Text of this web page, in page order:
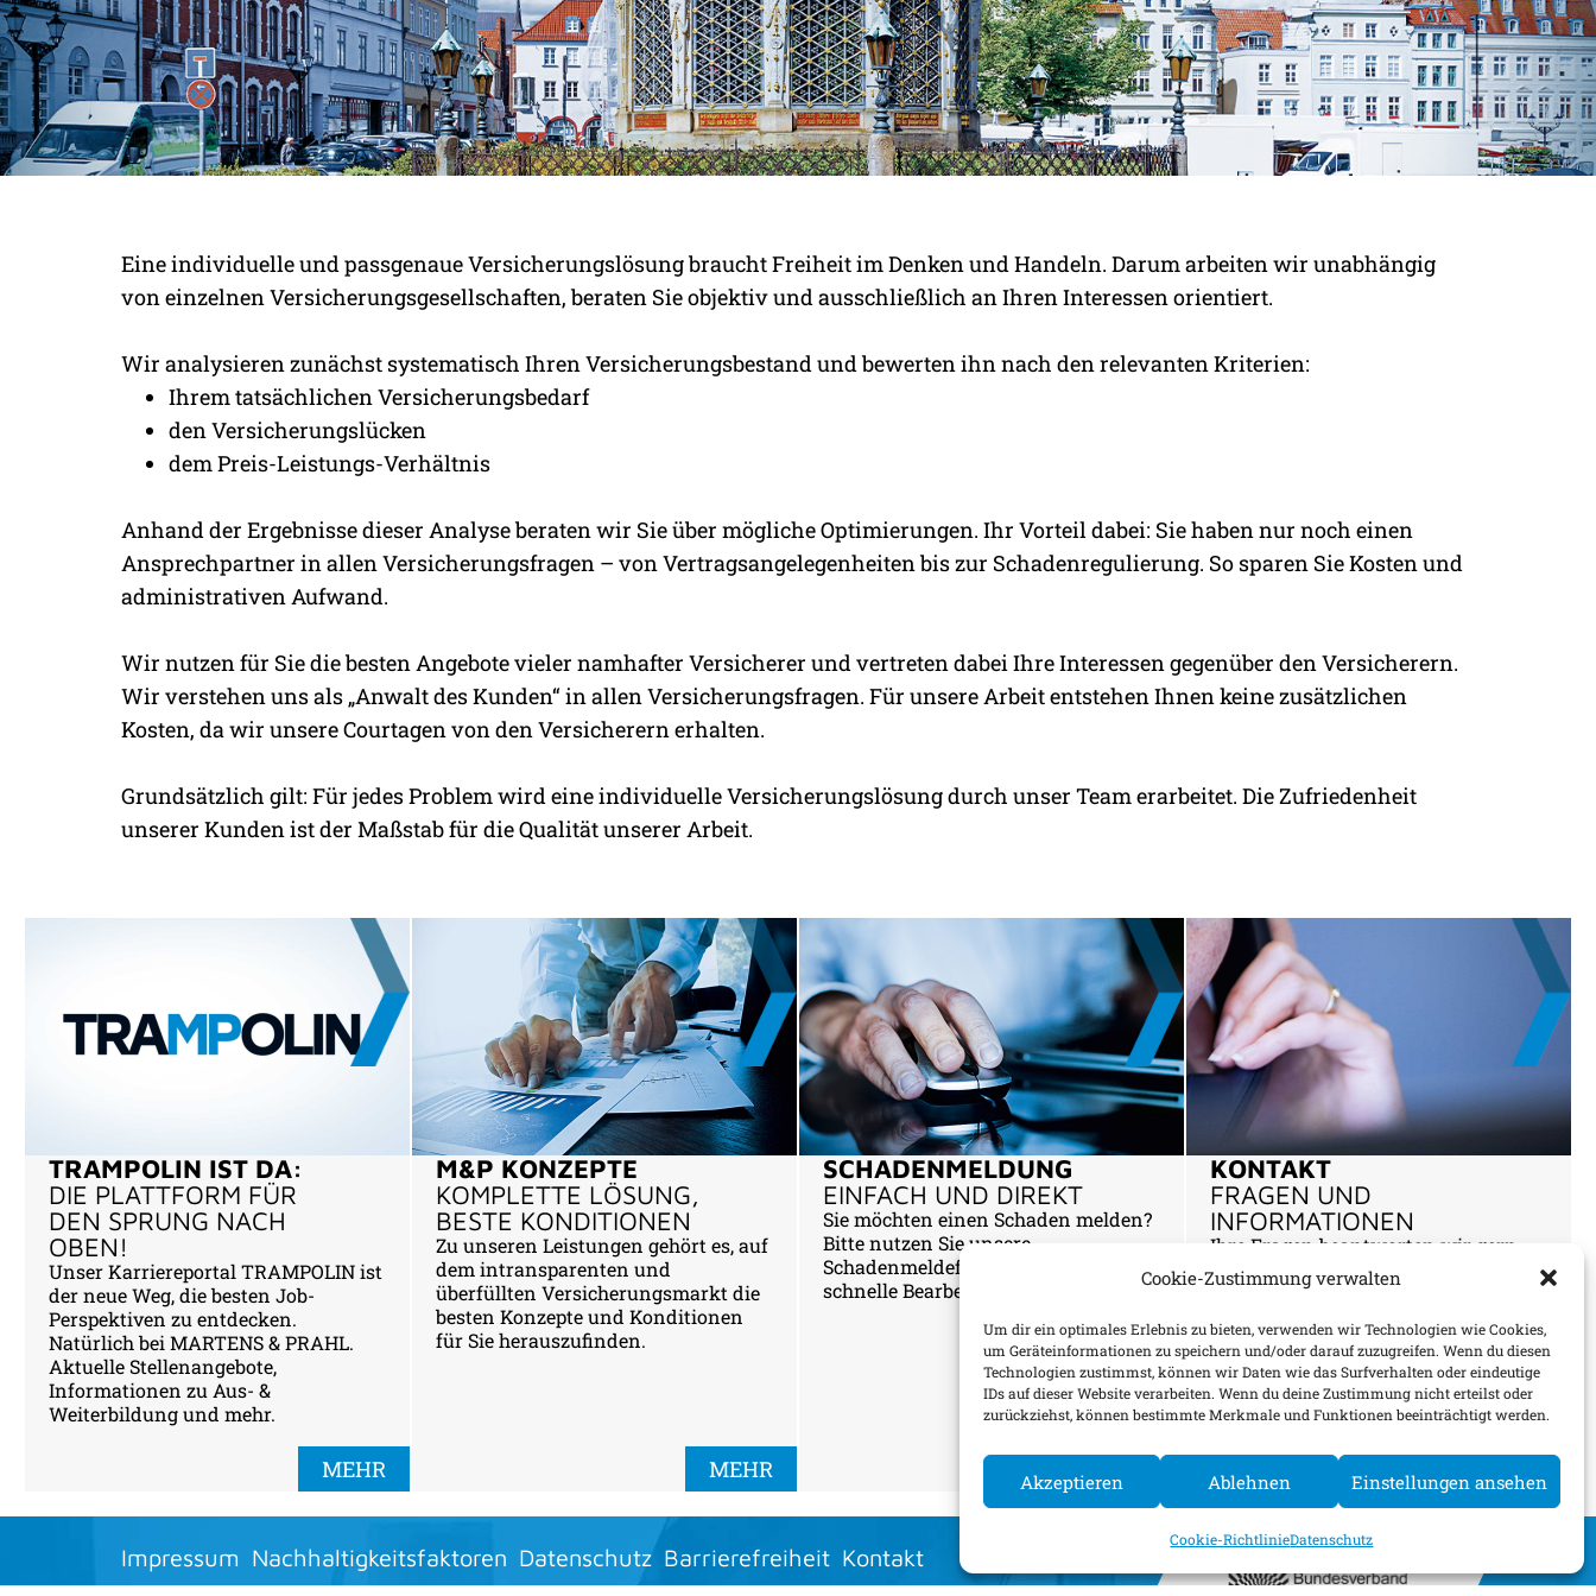
Cookie-Zustimmung verwalten
Um dir ein optimales Erlebnis zu bieten, verwenden wir Technologien wie Cookies,
um Geräteinformationen zu speichern und/oder darauf zuzugreifen. Wenn du diesen
Technologien zustimmst, können wir Daten wie das Surfverhalten oder eindeutige
IDs auf dieser Website verarbeiten. Wenn du deine Zustimmung nicht erteilst oder
zurückziehst, können bestimmte Merkmale und Funktionen beeinträchtigt werden.
Akzeptieren Ablehnen Einstellungen ansehen
Cookie-RichtlinieDatenschutz
UNSERE ARBEIT FÜR SIE
OBJEKTIV VON ANALYSE BIS LÖSUNG
Eine individuelle und passgenaue Versicherungslösung braucht Freiheit im Denken und Handeln. Darum arbeiten wir unabhängig
von einzelnen Versicherungsgesellschaften, beraten Sie objektiv und ausschließlich an Ihren Interessen orientiert.
Wir analysieren zunächst systematisch Ihren Versicherungsbestand und bewerten ihn nach den relevanten Kriterien:
Ihrem tatsächlichen Versicherungsbedarf
den Versicherungslücken
dem Preis-Leistungs-Verhältnis
Anhand der Ergebnisse dieser Analyse beraten wir Sie über mögliche Optimierungen. Ihr Vorteil dabei: Sie haben nur noch einen
Ansprechpartner in allen Versicherungsfragen – von Vertragsangelegenheiten bis zur Schadenregulierung. So sparen Sie Kosten und
administrativen Aufwand.
Wir nutzen für Sie die besten Angebote vieler namhafter Versicherer und vertreten dabei Ihre Interessen gegenüber den Versicherern.
Wir verstehen uns als „Anwalt des Kunden“ in allen Versicherungsfragen. Für unsere Arbeit entstehen Ihnen keine zusätzlichen
Kosten, da wir unsere Courtagen von den Versicherern erhalten.
Grundsätzlich gilt: Für jedes Problem wird eine individuelle Versicherungslösung durch unser Team erarbeitet. Die Zufriedenheit
unserer Kunden ist der Maßstab für die Qualität unserer Arbeit.
TRAMPOLIN IST DA:
DIE PLATTFORM FÜR
DEN SPRUNG NACH
OBEN!
Unser Karriereportal TRAMPOLIN ist
der neue Weg, die besten Job-
Perspektiven zu entdecken.
Natürlich bei MARTENS & PRAHL.
Aktuelle Stellenangebote,
Informationen zu Aus- &
Weiterbildung und mehr.
MEHR
M&P KONZEPTE
KOMPLETTE LÖSUNG,
BESTE KONDITIONEN
Zu unseren Leistungen gehört es, auf
dem intransparenten und
überfüllten Versicherungsmarkt die
besten Konzepte und Konditionen
für Sie herauszufinden.
MEHR
SCHADENMELDUNG
EINFACH UND DIREKT
Sie möchten einen Schaden melden?
Bitte nutzen Sie unsere
Schadenmeldeformulare für eine
schnelle Bearbeitung.
MEHR
KONTAKT
FRAGEN UND
INFORMATIONEN
Ihre Fragen beantworten wir gern.
MEHR
Impressum Nachhaltigkeitsfaktoren Datenschutz Barrierefreiheit Kontakt